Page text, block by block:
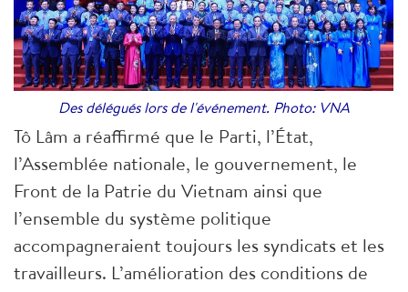
Des délégués lors de l'événement. Photo: VNA
Tô Lâm a réaffirmé que le Parti, l’État,
l’Assemblée nationale, le gouvernement, le
Front de la Patrie du Vietnam ainsi que
l’ensemble du système politique
accompagneraient toujours les syndicats et les
travailleurs. L’amélioration des conditions de